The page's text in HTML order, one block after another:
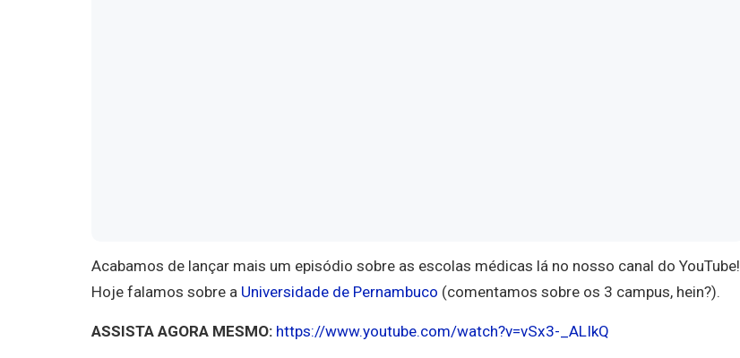
Acabamos de lançar mais um episódio sobre as escolas médicas lá no nosso canal do YouTube!
Hoje falamos sobre a Universidade de Pernambuco (comentamos sobre os 3 campus, hein?).
ASSISTA AGORA MESMO: https://www.youtube.com/watch?v=vSx3-_ALIkQ